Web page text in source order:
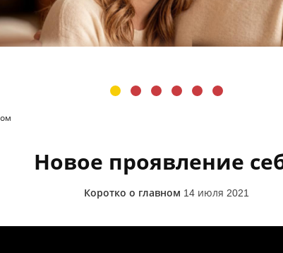
Новое проявление
Коротко о главном 14 июля 2021